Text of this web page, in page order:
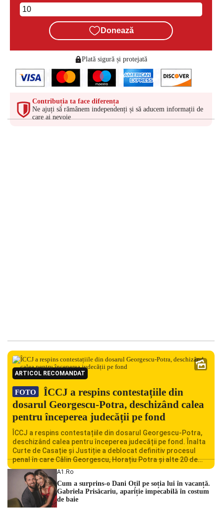
Donează
Plată sigură și protejată
Contribuția ta face diferența
Ne ajuți să rămânem independenți și să aducem informații de
care ai nevoie
ARTICOL RECOMANDAT
FOTO
ÎCCJ a respins contestațiile din
dosarul Georgescu-Potra, deschizând calea
pentru începerea judecății pe fond
ÎCCJ a respins contestațiile din dosarul Georgescu-Potra,
deschizând calea pentru începerea judecății pe fond. Înalta
Curte de Casație și Justiție a deblocat definitiv procesul
penal în care Călin Georgescu, Horațiu Potra și alte 20 de
persoane sunt acuzați de acțiuni îndreptate împotriva
ordinii constituționale. În ședința din camera preliminară,
judecătorii de la instanța supremă au […]
A1.ro
Cum a surprins-o Dani Oțil pe soția lui în vacanță.
Gabriela Prisăcariu, apariție impecabilă în costum
de baie